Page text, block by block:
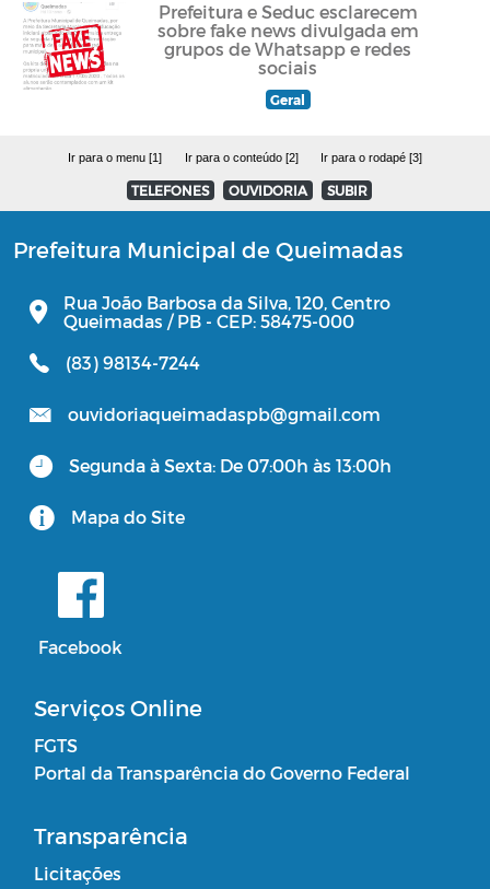
Prefeitura e Seduc esclarecem
sobre fake news divulgada em
grupos de Whatsapp e redes
sociais
Geral
Ir para o menu [1] Ir para o conteúdo [2] Ir para o rodapé [3]
TELEFONES OUVIDORIA SUBIR
Prefeitura Municipal de Queimadas
Rua João Barbosa da Silva, 120, Centro
Queimadas / PB - CEP: 58475-000
(83) 98134-7244
ouvidoriaqueimadaspb@gmail.com
Segunda à Sexta: De 07:00h às 13:00h
Mapa do Site
Facebook
Serviços Online
FGTS
Portal da Transparência do Governo Federal
Transparência
Licitações